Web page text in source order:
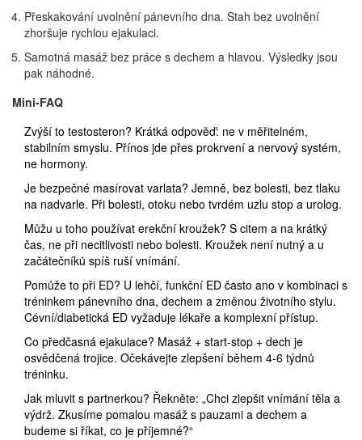
Přeskakování uvolnění pánevního dna. Stah bez uvolnění
zhoršuje rychlou ejakulaci.
Samotná masáž bez práce s dechem a hlavou. Výsledky jsou
pak náhodné.
Mini‑FAQ
Zvýší to testosteron? Krátká odpověď: ne v měřitelném,
stabilním smyslu. Přínos jde přes prokrvení a nervový systém,
ne hormony.
Je bezpečné masírovat varlata? Jemně, bez bolesti, bez tlaku
na nadvarle. Při bolesti, otoku nebo tvrdém uzlu stop a urolog.
Můžu u toho používat erekční kroužek? S citem a na krátký
čas, ne při necitlivosti nebo bolesti. Kroužek není nutný a u
začátečníků spíš ruší vnímání.
Pomůže to při ED? U lehčí, funkční ED často ano v kombinaci s
tréninkem pánevního dna, dechem a změnou životního stylu.
Cévní/diabetická ED vyžaduje lékaře a komplexní přístup.
Co předčasná ejakulace? Masáž + start-stop + dech je
osvědčená trojice. Očekávejte zlepšení během 4-6 týdnů
tréninku.
Jak mluvit s partnerkou? Řekněte: „Chci zlepšit vnímání těla a
výdrž. Zkusíme pomalou masáž s pauzami a dechem a
budeme si říkat, co je příjemné?“